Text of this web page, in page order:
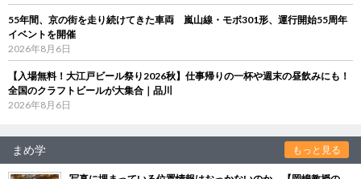
55年間、京の街を走り続けてきた車両 嵐山線・モボ301形、運行開始55周年
イベントを開催
2026年8月6日
【入場無料！大江戸ビール祭り2026秋】仕事帰りの一杯や週末の昼飲みにも！
全国のクラフトビールが大集合｜品川
2026年8月6日
まめ学 もっと見る